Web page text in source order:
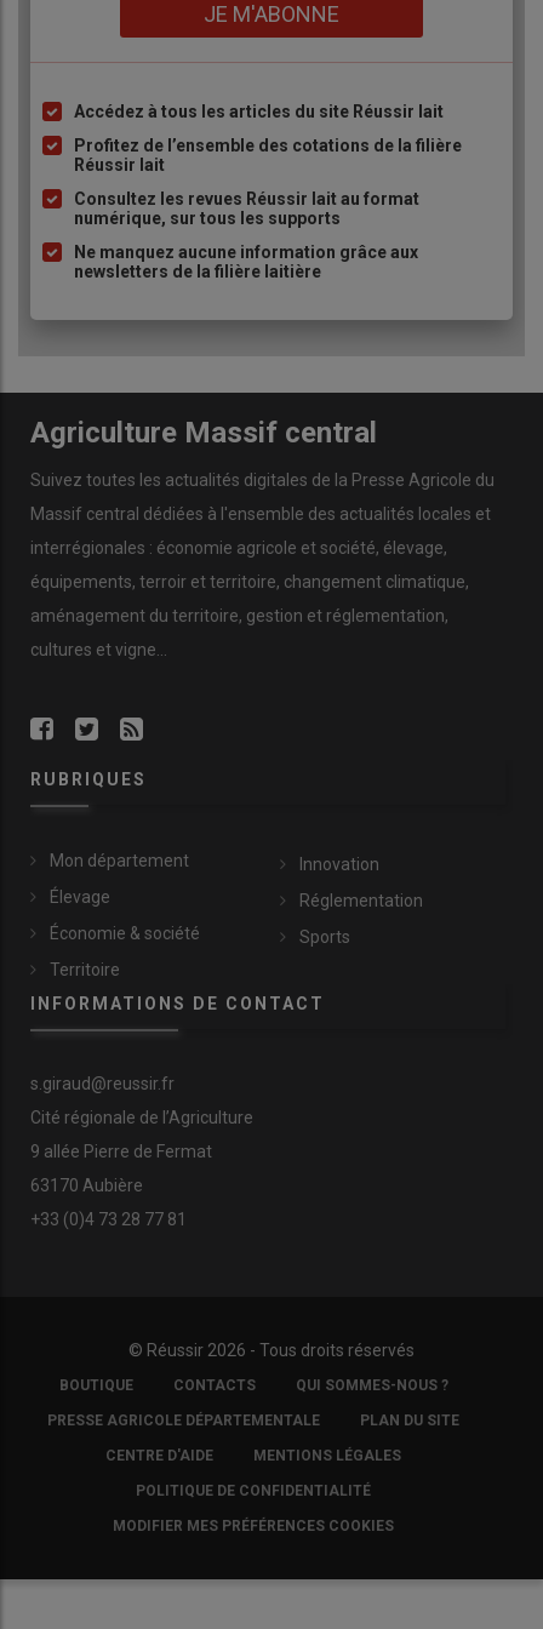
JE M'ABONNE
Liste
à
puce
Accédez à tous les articles du site Réussir lait
Profitez de l’ensemble des cotations de la filière
Réussir lait
Consultez les revues Réussir lait au format
numérique, sur tous les supports
Ne manquez aucune information grâce aux
newsletters de la filière laitière
Agriculture Massif central
Suivez toutes les actualités digitales de la Presse Agricole du
Massif central dédiées à l'ensemble des actualités locales et
interrégionales : économie agricole et société, élevage,
équipements, terroir et territoire, changement climatique,
aménagement du territoire, gestion et réglementation,
cultures et vigne...
RUBRIQUES
Mon département
Élevage
Économie & société
Territoire
Innovation
Réglementation
Sports
INFORMATIONS DE CONTACT
s.giraud@reussir.fr
Cité régionale de l’Agriculture
9 allée Pierre de Fermat
63170 Aubière
+33 (0)4 73 28 77 81
© Réussir 2026 - Tous droits réservés
FOOTER
COPYRIGHT
BOUTIQUE CONTACTS QUI SOMMES-NOUS ?
PRESSE AGRICOLE DÉPARTEMENTALE PLAN DU SITE
CENTRE D'AIDE MENTIONS LÉGALES
POLITIQUE DE CONFIDENTIALITÉ
MODIFIER MES PRÉFÉRENCES COOKIES